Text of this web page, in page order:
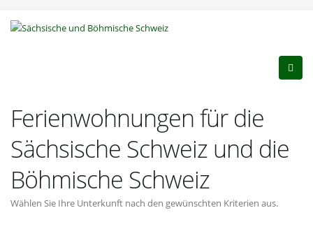
Ferienwohnungen für die
Sächsische Schweiz und die
Böhmische Schweiz
Wählen Sie Ihre Unterkunft nach den gewünschten Kriterien aus.